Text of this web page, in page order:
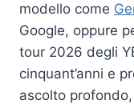
modello come
Google, oppure
tour 2026 degli
cinquant’anni e
ascolto